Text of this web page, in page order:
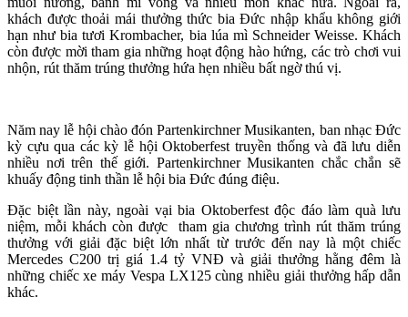
khách được thoải mái thưởng thức bia Đức nhập khẩu không giới
hạn như bia tươi Krombacher, bia lúa mì Schneider Weisse. Khách
còn được mời tham gia những hoạt động hào hứng, các trò chơi vui
nhộn, rút thăm trúng thưởng hứa hẹn nhiều bất ngờ thú vị.
Năm nay lễ hội chào đón Partenkirchner Musikanten, ban nhạc Đức
kỳ cựu qua các kỳ lễ hội Oktoberfest truyền thống và đã lưu diễn
nhiều nơi trên thế giới. Partenkirchner Musikanten chắc chắn sẽ
khuấy động tinh thần lễ hội bia Đức đúng điệu.
Đặc biệt lần này, ngoài vại bia Oktoberfest độc đáo làm quà lưu
niệm, mỗi khách còn được tham gia chương trình rút thăm trúng
thưởng với giải đặc biệt lớn nhất từ trước đến nay là một chiếc
Mercedes C200 trị giá 1.4 tỷ VNĐ và giải thưởng hằng đêm là
những chiếc xe máy Vespa LX125 cùng nhiều giải thưởng hấp dẫn
khác.